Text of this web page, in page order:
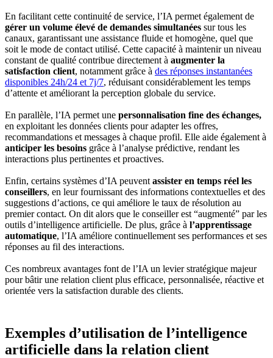
En facilitant cette continuité de service, l’IA permet également de
gérer un volume élevé de demandes simultanées sur tous les
canaux, garantissant une assistance fluide et homogène, quel que
soit le mode de contact utilisé. Cette capacité à maintenir un niveau
constant de qualité contribue directement à augmenter la
satisfaction client, notamment grâce à des réponses instantanées
disponibles 24h/24 et 7j/7, réduisant considérablement les temps
d’attente et améliorant la perception globale du service.
En parallèle, l’IA permet une personnalisation fine des échanges,
en exploitant les données clients pour adapter les offres,
recommandations et messages à chaque profil. Elle aide également à
anticiper les besoins grâce à l’analyse prédictive, rendant les
interactions plus pertinentes et proactives.
Enfin, certains systèmes d’IA peuvent assister en temps réel les
conseillers, en leur fournissant des informations contextuelles et des
suggestions d’actions, ce qui améliore le taux de résolution au
premier contact. On dit alors que le conseiller est “augmenté” par les
outils d’intelligence artificielle. De plus, grâce à l’apprentissage
automatique, l’IA améliore continuellement ses performances et ses
réponses au fil des interactions.
Ces nombreux avantages font de l’IA un levier stratégique majeur
pour bâtir une relation client plus efficace, personnalisée, réactive et
orientée vers la satisfaction durable des clients.
Exemples d’utilisation de l’intelligence
artificielle dans la relation client